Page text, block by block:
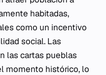
habitadas,
como un incentivo
social. Las
las cartas pueblas
momento histórico, lo